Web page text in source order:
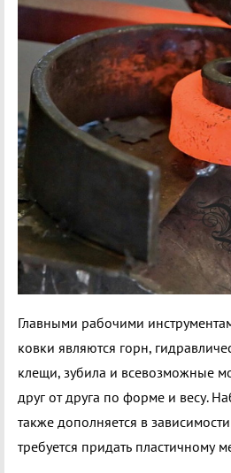
Главными рабочими
ковки являются горн,
клещи, зубила и всевозможные
друг от друга по форме и весу.
также дополняется в
требуется придать пластичному